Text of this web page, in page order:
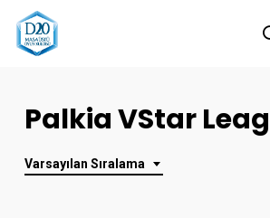
Skip
Palkia VStar
Varsayılan Sıralama